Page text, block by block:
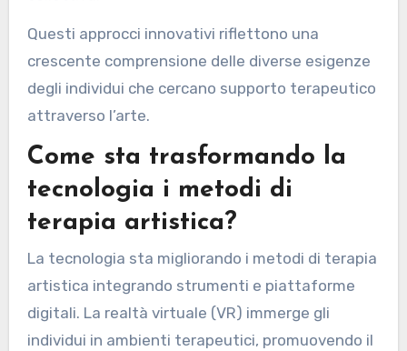
consapevolezza di sé. Inoltre, i progetti artistici
basati sulla comunità favoriscono le connessioni
sociali, aiutando gli individui a sentirsi meno
isolati mentre promuovono la guarigione
collettiva.
Questi approcci innovativi riflettono una
crescente comprensione delle diverse esigenze
attraverso l’arte.
Come sta trasformando la